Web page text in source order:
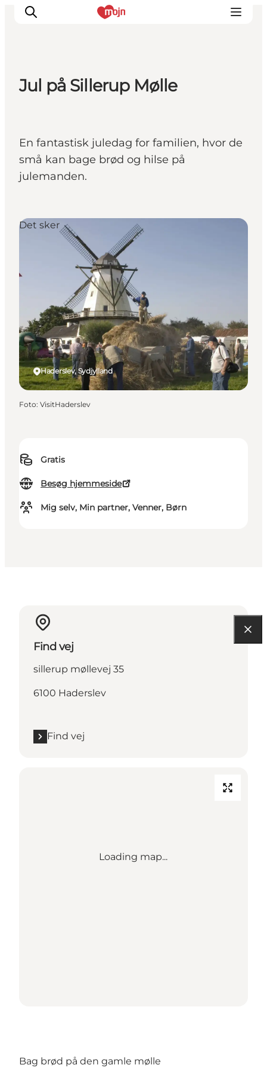
Det sker
Overnatning
Planlæg din ferie
Jul på Sillerup Mølle
En fantastisk juledag for familien, hvor de
små kan bage brød og hilse på
julemanden.
Gratis
Besøg hjemmeside
Mig selv, Min partner, Venner, Børn
Haderslev, Sydjylland
Det sker
Foto: VisitHaderslev
Find vej
sillerup møllevej 35
6100 Haderslev
Find vej
Loading map...
Bag brød på den gamle mølle